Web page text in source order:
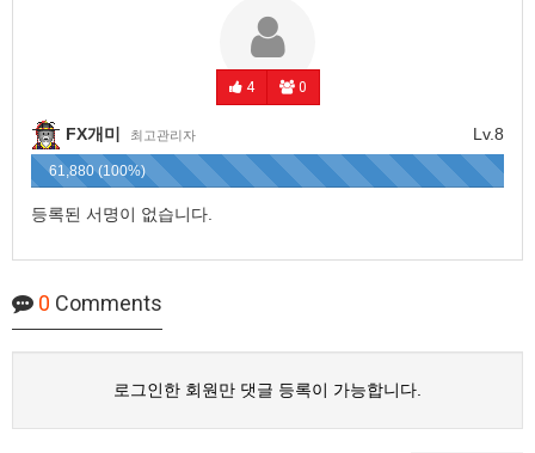
4 0
Lv.8
FX개미 최고관리자
61,880 (100%)
등록된 서명이 없습니다.
0 Comments
로그인한 회원만 댓글 등록이 가능합니다.